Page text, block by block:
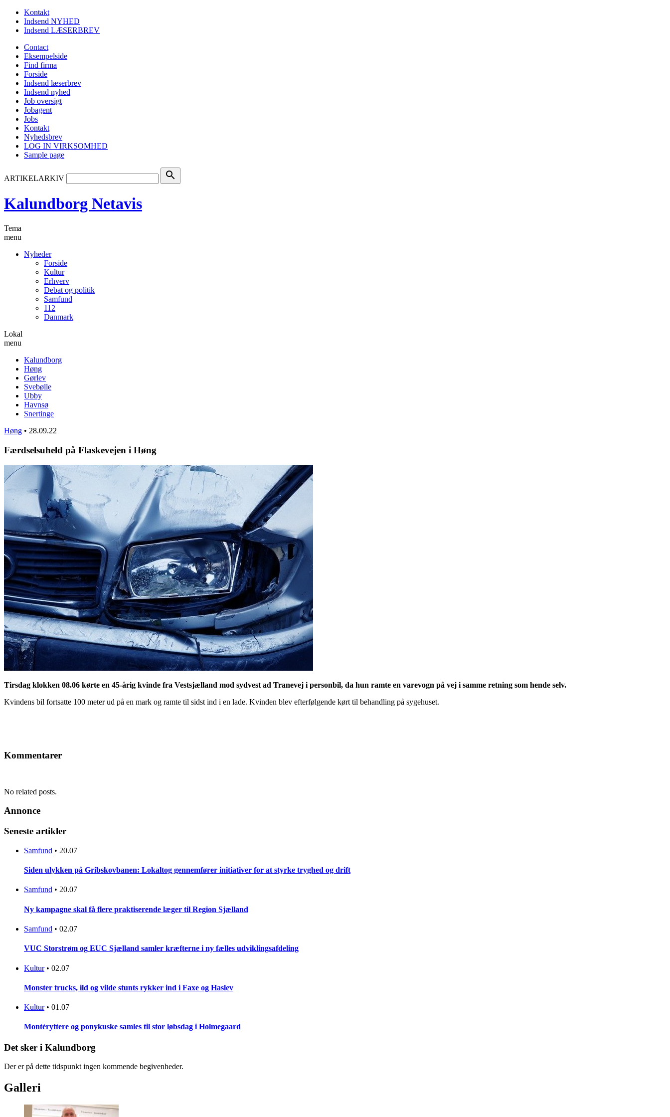
Kontakt
Indsend NYHED
Indsend LÆSERBREV
Contact
Eksempelside
Find firma
Forside
Indsend læserbrev
Indsend nyhed
Job oversigt
Jobagent
Jobs
Kontakt
Nyhedsbrev
LOG IN VIRKSOMHED
Sample page
ARTIKELARKIV search
Kalundborg Netavis
Tema
menu
Nyheder
Forside
Kultur
Erhverv
Debat og politik
Samfund
112
Danmark
Lokal
menu
Kalundborg
Høng
Gørlev
Svebølle
Ubby
Havnsø
Snertinge
Høng • 28.09.22
Færdselsuheld på Flaskevejen i Høng
Tirsdag klokken 08.06 kørte en 45-årig kvinde fra Vestsjælland mod sydvest ad Tranevej i personbil, da hun ramte en varevogn på vej i samme retning som hende selv.
Kvindens bil fortsatte 100 meter ud på en mark og ramte til sidst ind i en lade. Kvinden blev efterfølgende kørt til behandling på sygehuset.
Kommentarer
No related posts.
Annonce
Seneste artikler
Samfund • 20.07
Siden ulykken på Gribskovbanen: Lokaltog gennemfører initiativer for at styrke tryghed og drift
Samfund • 20.07
Ny kampagne skal få flere praktiserende læger til Region Sjælland
Samfund • 02.07
VUC Storstrøm og EUC Sjælland samler kræfterne i ny fælles udviklingsafdeling
Kultur • 02.07
Monster trucks, ild og vilde stunts rykker ind i Faxe og Haslev
Kultur • 01.07
Montéryttere og ponykuske samles til stor løbsdag i Holmegaard
Det sker i Kalundborg
Der er på dette tidspunkt ingen kommende begivenheder.
Galleri